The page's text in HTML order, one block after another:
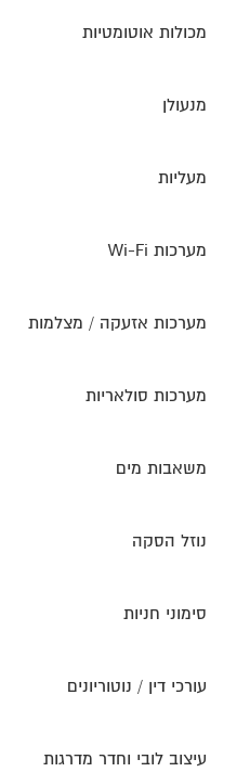
מכולות אוטומטיות
מנעולן
מעליות
מערכות Wi-Fi
מערכות אזעקה / מצלמות
מערכות סולאריות
משאבות מים
נוזל הסקה
סימוני חניות
עורכי דין / נוטוריונים
עיצוב לובי וחדר מדרגות